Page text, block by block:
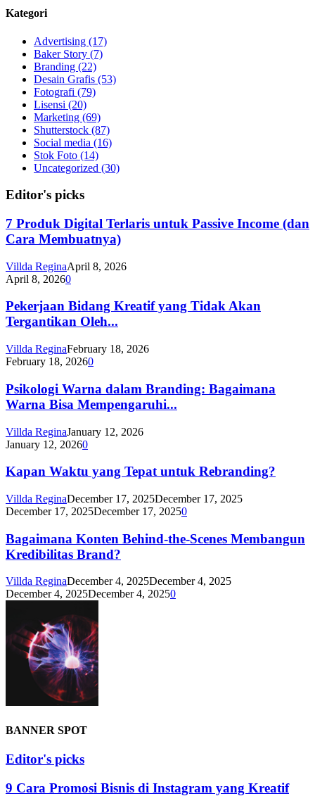
Kategori
Advertising (17)
Baker Story (7)
Branding (22)
Desain Grafis (53)
Fotografi (79)
Lisensi (20)
Marketing (69)
Shutterstock (87)
Social media (16)
Stok Foto (14)
Uncategorized (30)
Editor's picks
7 Produk Digital Terlaris untuk Passive Income (dan
Cara Membuatnya)
Villda ReginaApril 8, 2026
April 8, 20260
Pekerjaan Bidang Kreatif yang Tidak Akan
Tergantikan Oleh...
Villda ReginaFebruary 18, 2026
February 18, 20260
Psikologi Warna dalam Branding: Bagaimana
Warna Bisa Mempengaruhi...
Villda ReginaJanuary 12, 2026
January 12, 20260
Kapan Waktu yang Tepat untuk Rebranding?
Villda ReginaDecember 17, 2025December 17, 2025
December 17, 2025December 17, 20250
Bagaimana Konten Behind-the-Scenes Membangun
Kredibilitas Brand?
Villda ReginaDecember 4, 2025December 4, 2025
December 4, 2025December 4, 20250
BANNER SPOT
Editor's picks
9 Cara Promosi Bisnis di Instagram yang Kreatif